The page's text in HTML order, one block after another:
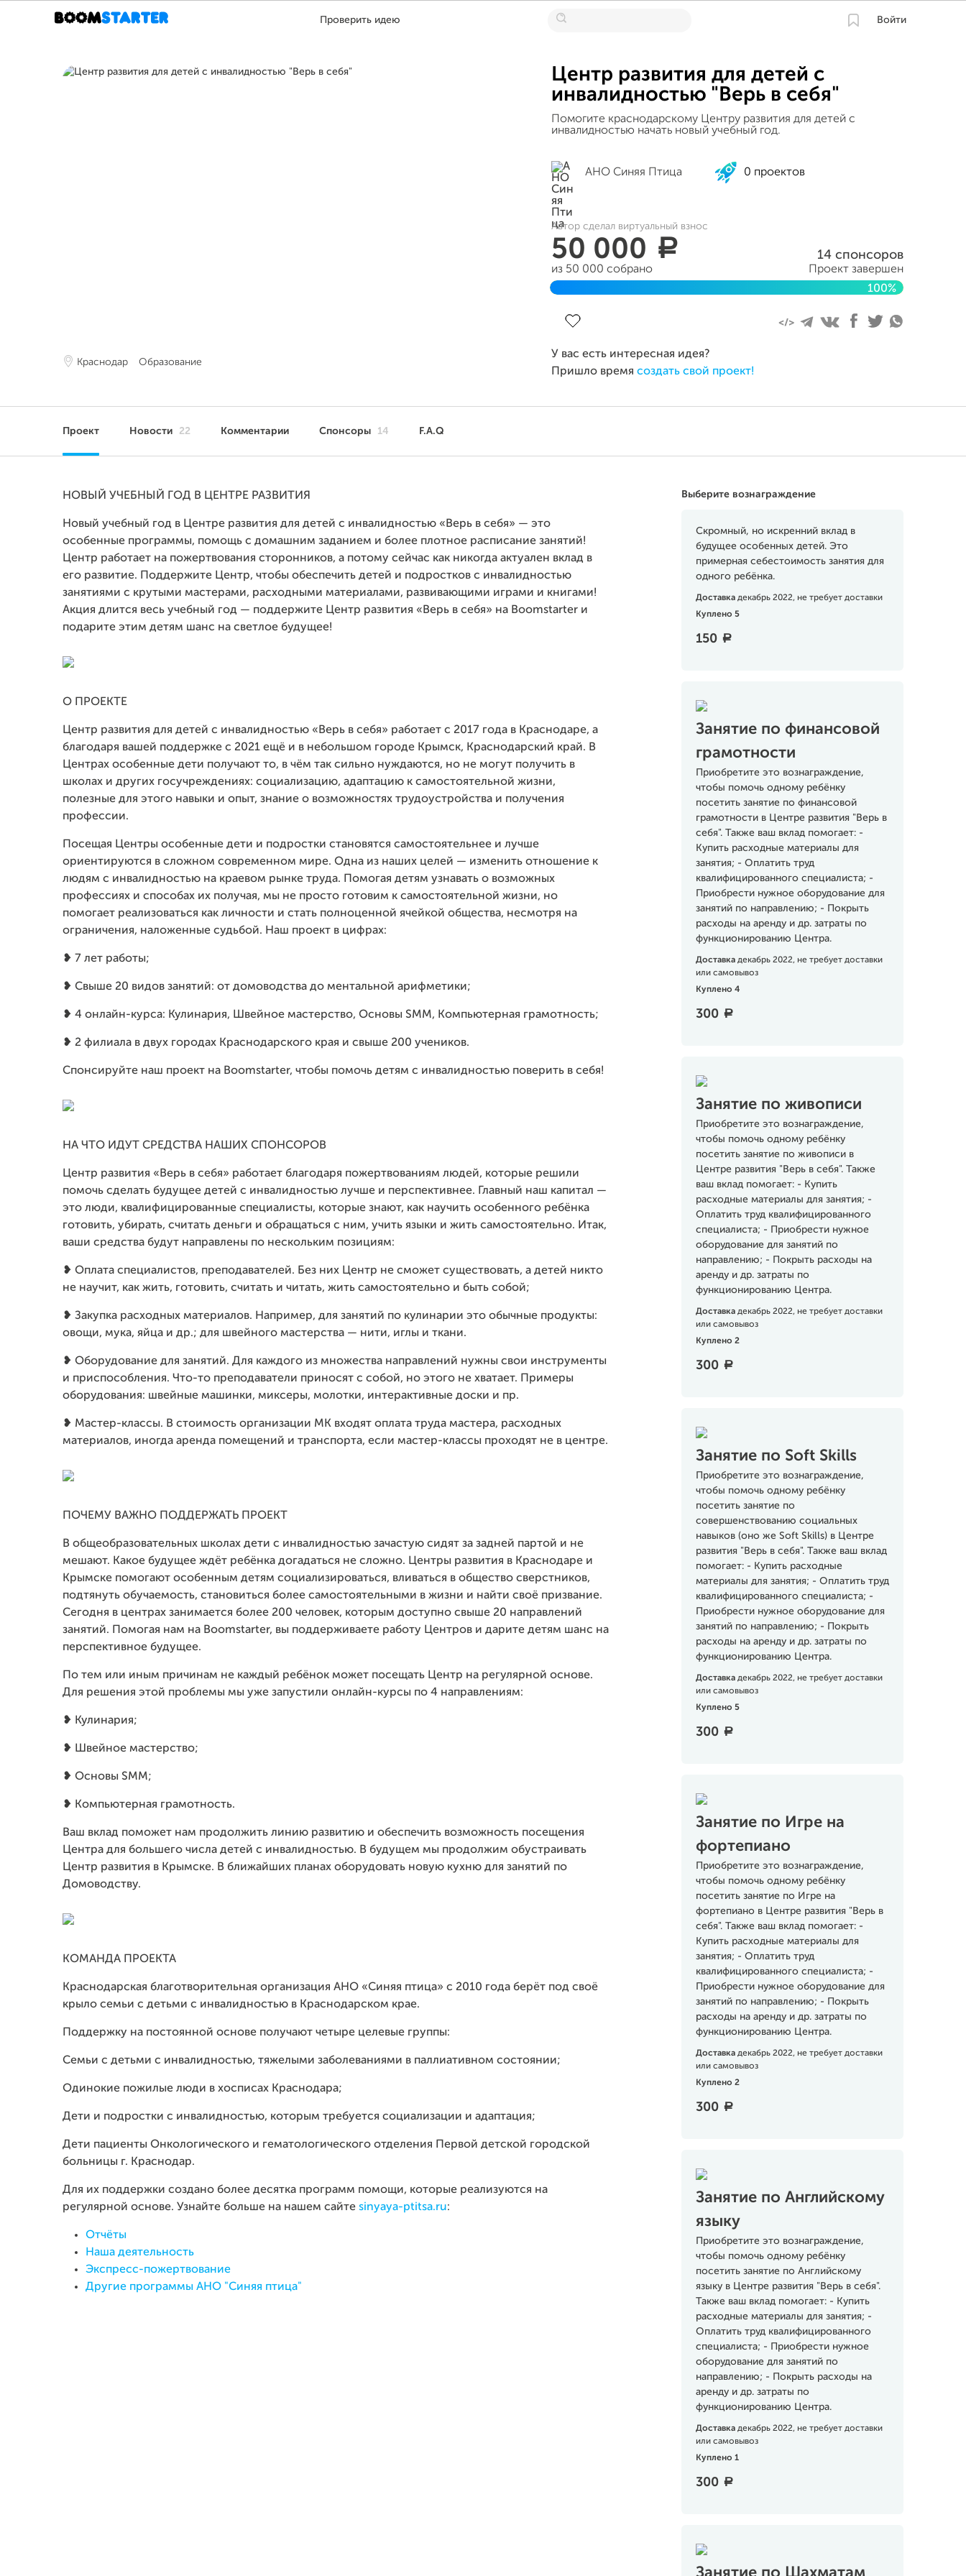
Проверить идею Войти
Краснодар Образование
Центр развития для детей с
инвалидностью "Верь в себя"
Помогите краснодарскому Центру развития для детей с
инвалидностью начать новый учебный год.
АНО Синяя Птица 0 проектов
Автор сделал виртуальный взнос
50 000 a
из 50 000 собрано
14 спонсоров
Проект завершен
100%
У вас есть интересная идея?
Пришло время создать свой проект!
Проект Новости 22 Комментарии Спонсоры 14 F.A.Q
Выберите вознаграждение
Скромный, но искренний вклад в
будущее особенных детей. Это
примерная себестоимость занятия для
одного ребёнка.
Доставка декабрь 2022, не требует доставки
Куплено 5
150 a
Занятие по финансовой
грамотности
Приобретите это вознаграждение,
чтобы помочь одному ребёнку
посетить занятие по финансовой
грамотности в Центре развития "Верь в
себя". Также ваш вклад помогает: -
Купить расходные материалы для
занятия; - Оплатить труд
квалифицированного специалиста; -
Приобрести нужное оборудование для
занятий по направлению; - Покрыть
расходы на аренду и др. затраты по
функционированию Центра.
Доставка декабрь 2022, не требует доставки
или самовывоз
Куплено 4
300 a
Занятие по живописи
Приобретите это вознаграждение,
чтобы помочь одному ребёнку
посетить занятие по живописи в
Центре развития "Верь в себя". Также
ваш вклад помогает: - Купить
расходные материалы для занятия; -
Оплатить труд квалифицированного
специалиста; - Приобрести нужное
оборудование для занятий по
направлению; - Покрыть расходы на
аренду и др. затраты по
функционированию Центра.
Доставка декабрь 2022, не требует доставки
или самовывоз
Куплено 2
300 a
Занятие по Soft Skills
Приобретите это вознаграждение,
чтобы помочь одному ребёнку
посетить занятие по
совершенствованию социальных
навыков (оно же Soft Skills) в Центре
развития "Верь в себя". Также ваш вклад
помогает: - Купить расходные
материалы для занятия; - Оплатить труд
квалифицированного специалиста; -
Приобрести нужное оборудование для
занятий по направлению; - Покрыть
расходы на аренду и др. затраты по
функционированию Центра.
Доставка декабрь 2022, не требует доставки
или самовывоз
Куплено 5
300 a
Занятие по Игре на
фортепиано
Приобретите это вознаграждение,
чтобы помочь одному ребёнку
посетить занятие по Игре на
фортепиано в Центре развития "Верь в
себя". Также ваш вклад помогает: -
Купить расходные материалы для
занятия; - Оплатить труд
квалифицированного специалиста; -
Приобрести нужное оборудование для
занятий по направлению; - Покрыть
расходы на аренду и др. затраты по
функционированию Центра.
Доставка декабрь 2022, не требует доставки
или самовывоз
Куплено 2
300 a
Занятие по Английскому
языку
Приобретите это вознаграждение,
чтобы помочь одному ребёнку
посетить занятие по Английскому
языку в Центре развития "Верь в себя".
Также ваш вклад помогает: - Купить
расходные материалы для занятия; -
Оплатить труд квалифицированного
специалиста; - Приобрести нужное
оборудование для занятий по
направлению; - Покрыть расходы на
аренду и др. затраты по
функционированию Центра.
Доставка декабрь 2022, не требует доставки
или самовывоз
Куплено 1
300 a
НОВЫЙ УЧЕБНЫЙ ГОД В ЦЕНТРЕ РАЗВИТИЯ
Новый учебный год в Центре развития для детей с инвалидностью «Верь в себя» — это
особенные программы, помощь с домашним заданием и более плотное расписание занятий!
Центр работает на пожертвования сторонников, а потому сейчас как никогда актуален вклад в
его развитие. Поддержите Центр, чтобы обеспечить детей и подростков с инвалидностью
занятиями с крутыми мастерами, расходными материалами, развивающими играми и книгами!
Акция длится весь учебный год — поддержите Центр развития «Верь в себя» на Boomstarter и
подарите этим детям шанс на светлое будущее!
О ПРОЕКТЕ
Центр развития для детей с инвалидностью «Верь в себя» работает с 2017 года в Краснодаре, а
благодаря вашей поддержке с 2021 ещё и в небольшом городе Крымск, Краснодарский край. В
Центрах особенные дети получают то, в чём так сильно нуждаются, но не могут получить в
школах и других госучреждениях: социализацию, адаптацию к самостоятельной жизни,
полезные для этого навыки и опыт, знание о возможностях трудоустройства и получения
профессии.
Посещая Центры особенные дети и подростки становятся самостоятельнее и лучше
ориентируются в сложном современном мире. Одна из наших целей — изменить отношение к
людям с инвалидностью на краевом рынке труда. Помогая детям узнавать о возможных
профессиях и способах их получая, мы не просто готовим к самостоятельной жизни, но
помогает реализоваться как личности и стать полноценной ячейкой общества, несмотря на
ограничения, наложенные судьбой. Наш проект в цифрах:
❥ 7 лет работы;
❥ Свыше 20 видов занятий: от домоводства до ментальной арифметики;
❥ 4 онлайн-курса: Кулинария, Швейное мастерство, Основы SMM, Компьютерная грамотность;
❥ 2 филиала в двух городах Краснодарского края и свыше 200 учеников.
Спонсируйте наш проект на Boomstarter, чтобы помочь детям с инвалидностью поверить в себя!
НА ЧТО ИДУТ СРЕДСТВА НАШИХ СПОНСОРОВ
Центр развития «Верь в себя» работает благодаря пожертвованиям людей, которые решили
помочь сделать будущее детей с инвалидностью лучше и перспективнее. Главный наш капитал —
это люди, квалифицированные специалисты, которые знают, как научить особенного ребёнка
готовить, убирать, считать деньги и обращаться с ним, учить языки и жить самостоятельно. Итак,
ваши средства будут направлены по нескольким позициям:
❥ Оплата специалистов, преподавателей. Без них Центр не сможет существовать, а детей никто
не научит, как жить, готовить, считать и читать, жить самостоятельно и быть собой;
❥ Закупка расходных материалов. Например, для занятий по кулинарии это обычные продукты:
овощи, мука, яйца и др.; для швейного мастерства — нити, иглы и ткани.
❥ Оборудование для занятий. Для каждого из множества направлений нужны свои инструменты
и приспособления. Что-то преподаватели приносят с собой, но этого не хватает. Примеры
оборудования: швейные машинки, миксеры, молотки, интерактивные доски и пр.
❥ Мастер-классы. В стоимость организации МК входят оплата труда мастера, расходных
материалов, иногда аренда помещений и транспорта, если мастер-классы проходят не в центре.
ПОЧЕМУ ВАЖНО ПОДДЕРЖАТЬ ПРОЕКТ
В общеобразовательных школах дети с инвалидностью зачастую сидят за задней партой и не
мешают. Какое будущее ждёт ребёнка догадаться не сложно. Центры развития в Краснодаре и
Крымске помогают особенным детям социализироваться, вливаться в общество сверстников,
подтянуть обучаемость, становиться более самостоятельными в жизни и найти своё призвание.
Сегодня в центрах занимается более 200 человек, которым доступно свыше 20 направлений
занятий. Помогая нам на Boomstarter, вы поддерживаете работу Центров и дарите детям шанс на
перспективное будущее.
По тем или иным причинам не каждый ребёнок может посещать Центр на регулярной основе.
Для решения этой проблемы мы уже запустили онлайн-курсы по 4 направлениям:
❥ Кулинария;
❥ Швейное мастерство;
❥ Основы SMM;
❥ Компьютерная грамотность.
Ваш вклад поможет нам продолжить линию развитию и обеспечить возможность посещения
Центра для большего числа детей с инвалидностью. В будущем мы продолжим обустраивать
Центр развития в Крымске. В ближайших планах оборудовать новую кухню для занятий по
Домоводству.
КОМАНДА ПРОЕКТА
Краснодарская благотворительная организация АНО «Синяя птица» с 2010 года берёт под своё
крыло семьи с детьми с инвалидностью в Краснодарском крае.
Поддержку на постоянной основе получают четыре целевые группы:
Семьи с детьми с инвалидностью, тяжелыми заболеваниями в паллиативном состоянии;
Одинокие пожилые люди в хосписах Краснодара;
Дети и подростки с инвалидностью, которым требуется социализации и адаптация;
Дети пациенты Онкологического и гематологического отделения Первой детской городской
больницы г. Краснодар.
Для их поддержки создано более десятка программ помощи, которые реализуются на
регулярной основе. Узнайте больше на нашем сайте sinyaya-ptitsa.ru:
Отчёты
Наша деятельность
Экспресс-пожертвование
Другие программы АНО "Синяя птица"